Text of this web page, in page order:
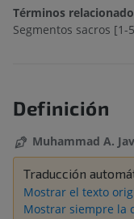
Términos
Segmentos sacros [1-
Definición
Muhammad A.
Traducción
Mostrar el texto
Mostrar siempre la